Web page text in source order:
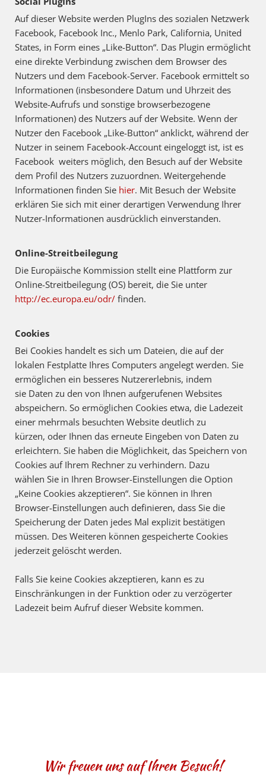
Auf dieser Website werden PlugIns des sozialen Netzwerk
Facebook, Facebook Inc., Menlo Park, California, United
States, in Form eines „Like-Button“. Das Plugin ermöglicht
eine direkte Verbindung zwischen dem Browser des
Nutzers und dem Facebook-Server. Facebook ermittelt so
Informationen (insbesondere Datum und Uhrzeit des
Website-Aufrufs und sonstige browserbezogene
Informationen) des Nutzers auf der Website. Wenn der
Nutzer den Facebook „Like-Button“ anklickt, während der
Nutzer in seinem Facebook-Account eingeloggt ist, ist es
Facebook weiters möglich, den Besuch auf der Website
dem Profil des Nutzers zuzuordnen. Weitergehende
Informationen finden Sie hier. Mit Besuch der Website
erklären Sie sich mit einer derartigen Verwendung Ihrer
Nutzer-Informationen ausdrücklich einverstanden.
Online-Streitbeilegung
Die Europäische Kommission stellt eine Plattform zur
Online-Streitbeilegung (OS) bereit, die Sie unter
http://ec.europa.eu/odr/ finden.
Cookies
Bei Cookies handelt es sich um Dateien, die auf der
lokalen Festplatte Ihres Computers angelegt werden. Sie
ermöglichen ein besseres Nutzererlebnis, indem
sie Daten zu den von Ihnen aufgerufenen Websites
abspeichern. So ermöglichen Cookies etwa, die Ladezeit
einer mehrmals besuchten Website deutlich zu
kürzen, oder Ihnen das erneute Eingeben von Daten zu
erleichtern. Sie haben die Möglichkeit, das Speichern von
Cookies auf Ihrem Rechner zu verhindern. Dazu
wählen Sie in Ihren Browser-Einstellungen die Option
„Keine Cookies akzeptieren“. Sie können in Ihren
Browser-Einstellungen auch definieren, dass Sie die
Speicherung der Daten jedes Mal explizit bestätigen
müssen. Des Weiteren können gespeicherte Cookies
jederzeit gelöscht werden.
Falls Sie keine Cookies akzeptieren, kann es zu
Einschränkungen in der Funktion oder zu verzögerter
Ladezeit beim Aufruf dieser Website kommen.
Wir freuen uns auf Ihren Besuch!